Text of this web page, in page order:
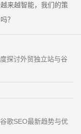
来越智能，我们的策
？
探讨外贸独立站与谷
歌SEO最新趋势与优